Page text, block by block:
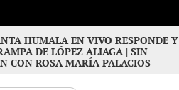
HUMALA EN VIVO RESPONDE Y
DE LÓPEZ ALIAGA | SIN
CON ROSA MARÍA PALACIOS